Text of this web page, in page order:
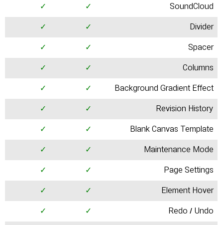
SoundCloud
✓
✓
Divider
✓
✓
Spacer
✓
✓
Columns
✓
✓
Background Gradient Effect
✓
✓
Revision History
✓
✓
Blank Canvas Template
✓
✓
Maintenance Mode
✓
✓
Page Settings
✓
✓
Element Hover
✓
✓
Redo / Undo
✓
✓